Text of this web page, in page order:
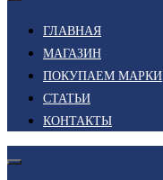
ГЛАВНАЯ
МАГАЗИН
ПОКУПАЕМ МАРКИ
СТАТЬИ
КОНТАКТЫ